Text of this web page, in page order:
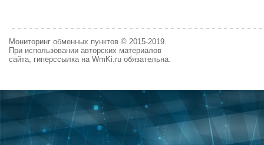
Мониторинг обменных пунктов © 2015-2019.
При использовании авторских материалов
сайта, гиперссылка на WmKi.ru обязательна.